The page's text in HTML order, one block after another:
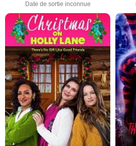
Date de sortie inconnue